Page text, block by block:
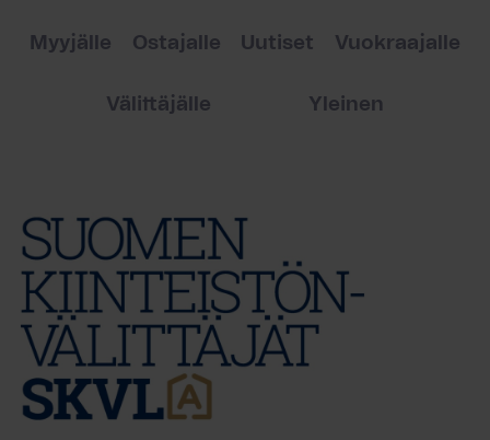
Myyjälle Ostajalle Uutiset Vuokraajalle
Välittäjälle Yleinen